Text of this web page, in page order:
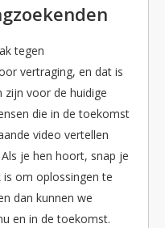
tegen
vertraging, en dat is
zijn voor de huidige
die in de toekomst
video vertellen
je hen hoort, snap je
om oplossingen te
dan kunnen we
en in de toekomst.